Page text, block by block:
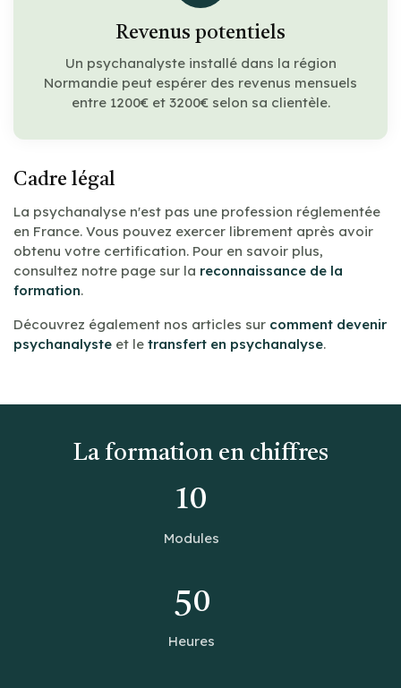
Revenus potentiels
Un psychanalyste installé dans la région
Normandie peut espérer des revenus mensuels
entre 1200€ et 3200€ selon sa clientèle.
Cadre légal
La psychanalyse n'est pas une profession réglementée
en France. Vous pouvez exercer librement après avoir
obtenu votre certification. Pour en savoir plus,
consultez notre page sur la reconnaissance de la
formation.
Découvrez également nos articles sur comment devenir
psychanalyste et le transfert en psychanalyse.
La formation en chiffres
10
Modules
50
Heures